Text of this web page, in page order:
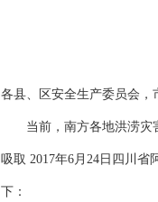
各县、区安全生产委员会，
当前，南方各地洪涝灾害
吸取2017年6月24日四川
下：